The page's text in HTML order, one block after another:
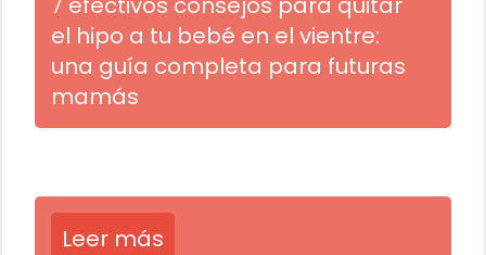
el hipo a tu bebé en el vientre:
una guía completa para futuras
mamás
Leer más